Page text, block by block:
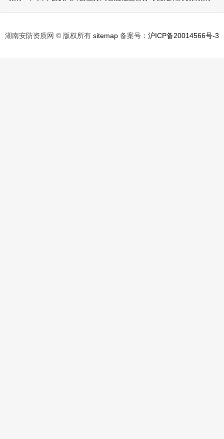
湖南安防资质网 © 版权所有 sitemap 备案号： 沪ICP备20014566号-3